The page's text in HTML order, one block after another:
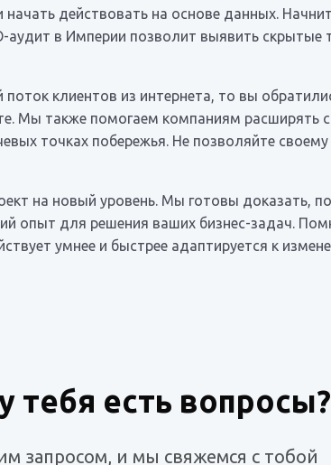
действовать на основе данных.
в Империи позволит выявить скрытые
клиентов из интернета, то вы
Мы также помогаем компаниям расширять
точках побережья. Не позволяйте
на новый уровень. Мы готовы доказать,
опыт для решения ваших бизнес-задач.
умнее и быстрее адаптируется к
тебя есть вопросы?
запросом, и мы свяжемся с тобой